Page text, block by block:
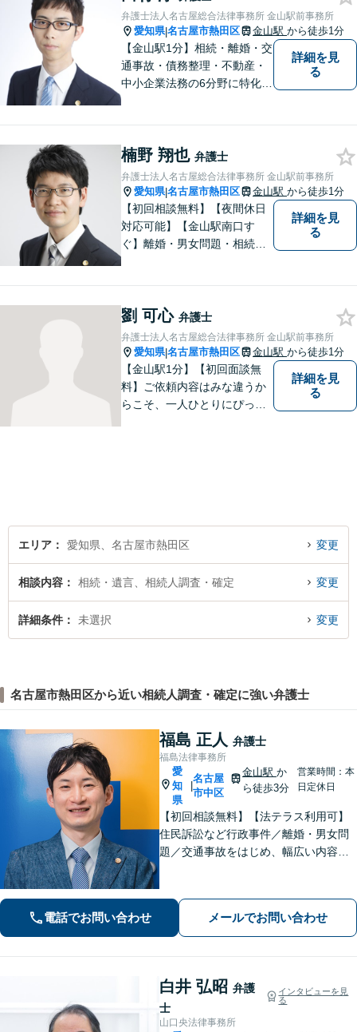
弁護士法人名古屋総合法律事務所 金山駅前事務所
愛知県|名古屋市熱田区 金山駅 から徒歩1分
【金山駅1分】相続・離婚・交
通事故・債務整理・不動産・
中小企業法務の6分野に特化！
ーションを重視し、情報連携
を図りながら納得の解決へと
導いてまいります。
詳細を見
る
楠野 翔也 弁護士
弁護士法人名古屋総合法律事務所 金山駅前事務所
愛知県|名古屋市熱田区 金山駅 から徒歩1分
【初回相談無料】【夜間休日
対応可能】【金山駅南口す
ぐ】離婚・男女問題・相続・
詳細を見
る
劉 可心 弁護士
弁護士法人名古屋総合法律事務所 金山駅前事務所
愛知県|名古屋市熱田区 金山駅 から徒歩1分
【金山駅1分】【初回面談無
料】ご依頼内容はみな違うか
らこそ、一人ひとりにぴった
対応可能】
詳細を見
る
エリア 愛知県、名古屋市熱田区 変更
相談内容 相続・遺言、相続人調査・確定 変更
詳細条件 未選択 変更
名古屋市熱田区から近い相続人調査・確定に強い弁護士
福島 正人 弁護士
福島法律事務所
愛
知
県
名古屋
市中区
金山駅 か
ら徒歩3分
営業時間：本
日定休日
【初回相談無料】【法テラス利用可】
住民訴訟など行政事件／離婚・男女問
題／交通事故をはじめ、幅広い内容の
依頼者様にとって納得感の高い解決を
目指します【夜間・休日相談可】【金
山駅5分】
電話でお問い合わせ メールでお問い合わせ
白井 弘昭 弁護
士
インタビューを見
る
山口央法律事務所